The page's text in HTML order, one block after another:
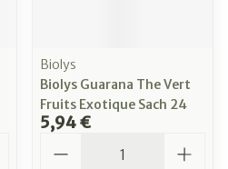
Biolys
Biolys Guarana The Vert
Fruits Exotique Sach 24
5,94 €